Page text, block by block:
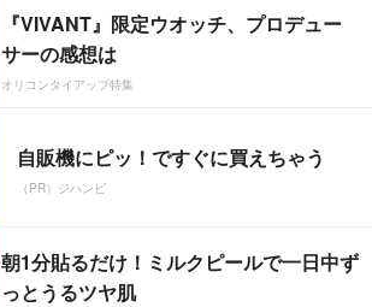
『VIVANT』限定ウオッチ、プロデュー
サーの感想は
オリコンタイアップ特集
自販機にピッ！ですぐに買えちゃう
（PR）ジハンピ
朝1分貼るだけ！ミルクピールで一日中ず
っとうるツヤ肌